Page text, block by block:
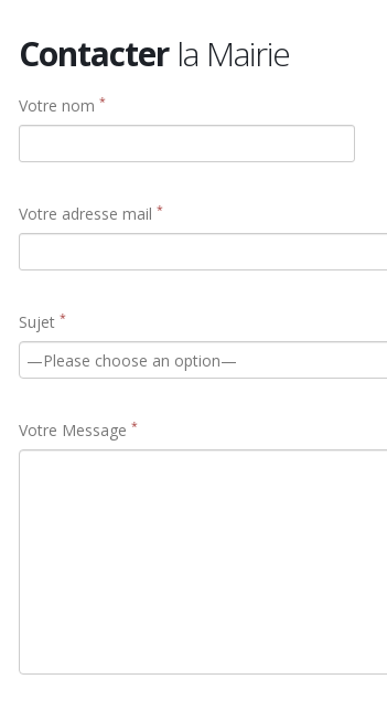
Contacterla Mairie
Votre nom *
Votre adresse mail *
Sujet *
Votre Message *